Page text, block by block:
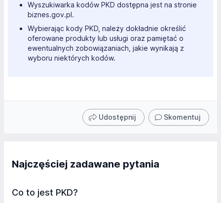
Wyszukiwarka kodów PKD dostępna jest na stronie
biznes.gov.pl.
Wybierając kody PKD, należy dokładnie określić
oferowane produkty lub usługi oraz pamiętać o
ewentualnych zobowiązaniach, jakie wynikają z
wyboru niektórych kodów.
Udostępnij Skomentuj
Najczęściej zadawane pytania
Co to jest PKD?